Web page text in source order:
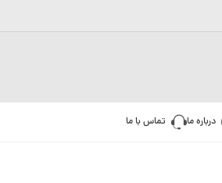
درباره ما تماس با ما